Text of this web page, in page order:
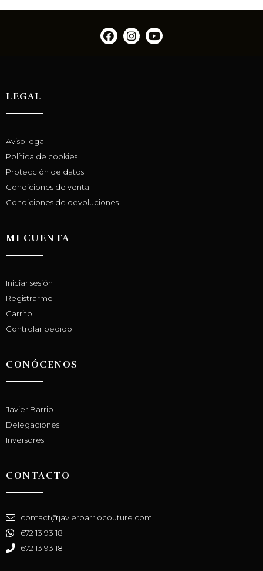
LEGAL
Aviso legal
Política de cookies
Protección de datos
Condiciones de venta
Condiciones de devoluciones
MI CUENTA
Iniciar sesión
Registrarme
Carrito
Controlar pedido
CONÓCENOS
Javier Barrio
Delegaciones
Inversores
CONTACTO
contact@javierbarriocouture.com
672 13 93 18
672 13 93 18